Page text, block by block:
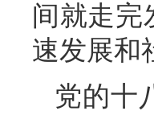
间就走完
速发展和
党的十